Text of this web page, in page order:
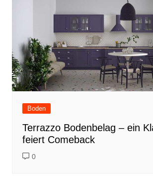
Boden
Terrazzo Bodenbelag – ein
feiert Comeback
0